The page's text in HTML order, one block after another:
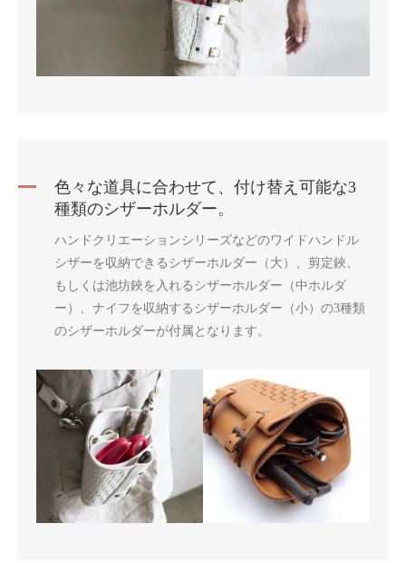
色々な道具に合わせて、付け替え可能な3
種類のシザーホルダー。
ハンドクリエーションシリーズなどのワイドハンドル
シザーを収納できるシザーホルダー（大）、剪定鋏、
もしくは池坊鋏を入れるシザーホルダー（中ホルダ
ー）、ナイフを収納するシザーホルダー（小）の3種類
のシザーホルダーが付属となります。